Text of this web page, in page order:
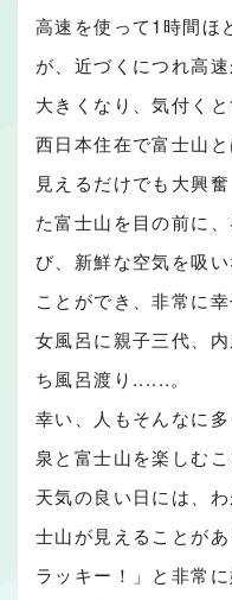
高速を使って1時間ほ
が、近づくにつれ高
大きくなり、気付く
西日本住在で富士山
見えるだけでも大興
た富士山を目の前に
び、新鮮な空気を吸
ことができ、非常に幸
女風呂に親子三代、
ち風呂渡り......。
幸い、人もそんなに
泉と富士山を楽しむこ
天気の良い日には、
士山が見えることが
ラッキー！」と非常